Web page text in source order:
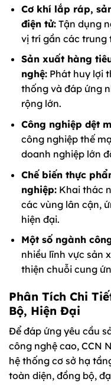
Cơ khí lắp ráp,
điện tử:Tận dụng
vị trí gần các trung
Sản xuất hàng
nghệ:Phát huy lợi
thống và đáp ứng
rộng lớn.
Công nghiệp dệt
công nghiệp thế
doanh nghiệp lớn
Chế biến thực
nghiệp:Khai thác
các vùng lân cận,
hiện đại.
Một số ngành
nhiều lĩnh vực sản
thiện chuỗi cung
Phân Tích Chi
Bộ, Hiện Đại
Để đáp ứng yêu cầu
công nghệ cao, CCN
hệ thống cơ sở hạ
toàn diện, đồng bộ,